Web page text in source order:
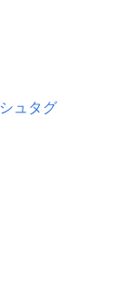
ュタグ